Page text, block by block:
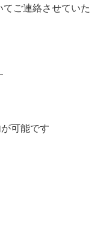
ご連絡させていた
可能です